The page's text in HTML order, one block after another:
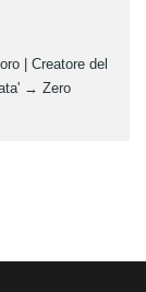
| Creatore del
→ Zero